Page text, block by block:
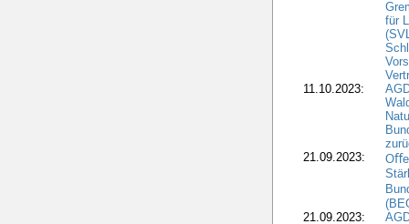
für
11.10.2023:
21.09.2023:
21.09.2023: